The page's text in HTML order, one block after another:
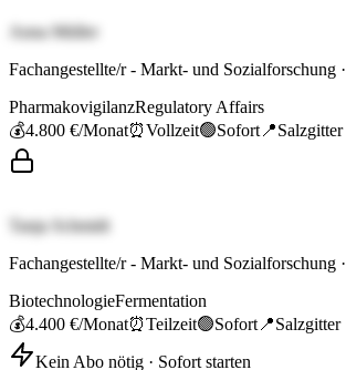
Anna Müller
Fachangestellte/r - Markt- und Sozialforschung ·
PharmakovigilanzRegulatory Affairs
💰4.800 €/Monat⏰Vollzeit🟢Sofort 📍Salzgitter
Tanja Schmidt
Fachangestellte/r - Markt- und Sozialforschung ·
BiotechnologieFermentation
💰4.400 €/Monat⏰Teilzeit🟢Sofort 📍Salzgitter
Kein Abo nötig · Sofort starten